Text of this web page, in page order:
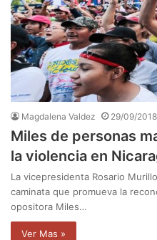
Magdalena Valdez 29/09/2018
Miles de personas
la violencia en
La vicepresidenta Rosario
caminata que promueva la
opositora Miles…
Ver Mas »